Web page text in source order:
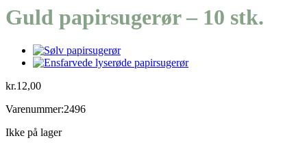
Guld papirsugerør – 10 stk.
kr.12,00
Varenummer:2496
Ikke på lager